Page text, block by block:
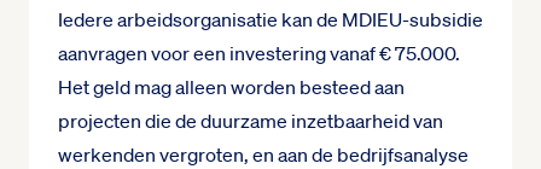
Iedere arbeidsorganisatie kan de MDIEU-subsidie
aanvragen voor een investering vanaf € 75.000.
Het geld mag alleen worden besteed aan
projecten die de duurzame inzetbaarheid van
werkenden vergroten, en aan de bedrijfsanalyse